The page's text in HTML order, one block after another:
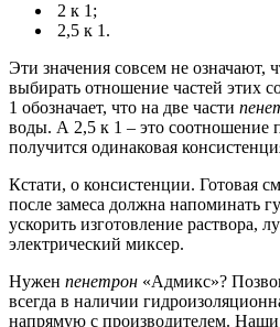
2 к 1;
2,5 к 1.
Эти значения совсем не означают,
выбирать отношение частей этих
1 обозначает, что на две части
воды. А 2,5 к 1 – это соотношение
получится одинаковая
Кстати, о консистенции. Готовая
после замеса должна напоминать
ускорить изготовление раствора,
электрический миксер.
Нужен пенетрон «Адмикс»?
всегда в наличии
напрямую с производителем. Наши